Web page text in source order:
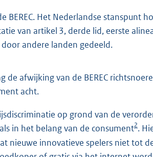
Het Nederlandse stanspunt
van artikel 3, derde lid, eerste
andere landen gedeeld.
de afwijking van de BEREC
acht.
op grond van de
in het belang van de consument2.
nieuwe innovatieve spelers niet tot